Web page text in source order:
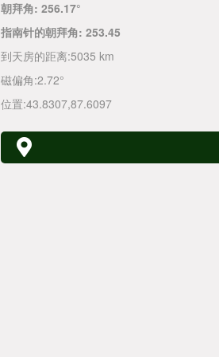
朝拜角: 256.17°
指南针的朝拜角: 253.45
到天房的距离:5035 km
磁偏角:2.72°
位置:43.8307,87.6097